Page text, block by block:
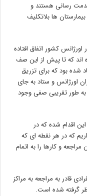
رسانی هستند و
ها بلاتکلیف
اورژانس کشور اتفاق افتاده
اند که تا پیش از این صف
شده بود که برای تزریق
اورژانس و ستاد به جای
طور تقریبی صفی وجود
اقدام شده که در
که در هر نقطه ای که
و کارها را به اتمام
قادر به مراجعه به مراکز
گرفته شده است.